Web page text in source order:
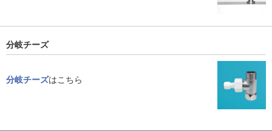
分岐チーズ
分岐チーズはこちら